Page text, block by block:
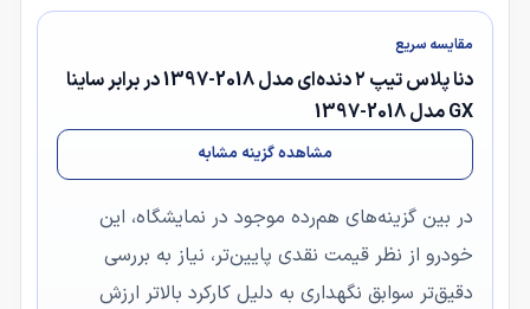
مقایسه سریع
دنا پلاس تیپ ۲ دنده‌ای مدل 2018-1397 در برابر ساینا
GX مدل 2018-1397
مشاهده گزینه مشابه
در بین گزینه‌های هم‌رده موجود در نمایشگاه، این
خودرو از نظر قیمت نقدی پایین‌تر، نیاز به بررسی
دقیق‌تر سوابق نگهداری به دلیل کارکرد بالاتر ارزش